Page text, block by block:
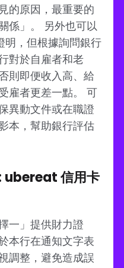
的原因，最重要的
係」。 另外也可以
明，但根據詢問銀行
對於自雇者和老
則即便收入高、給
雇者更差一點。 可
異動文件或在職證
本，幫助銀行評估
ubereat 信用卡
一」提供財力證
本行在通知文字表
調整，避免造成誤